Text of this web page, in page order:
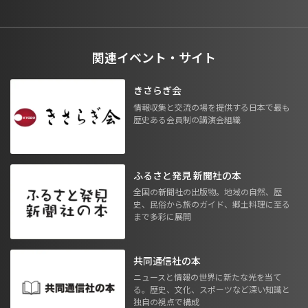
関連イベント・サイト
きさらぎ会
情報収集と交流の場を提供する日本で最も
歴史ある会員制の講演会組織
ふるさと発見 新聞社の本
全国の新聞社の出版物。地域の自然、歴
史、民俗から旅のガイド、郷土料理に至る
まで多彩に展開
共同通信社の本
ニュースと情報の世界に新たな光を当て
る。歴史、文化、スポーツなど深い知識と
独自の視点で構成